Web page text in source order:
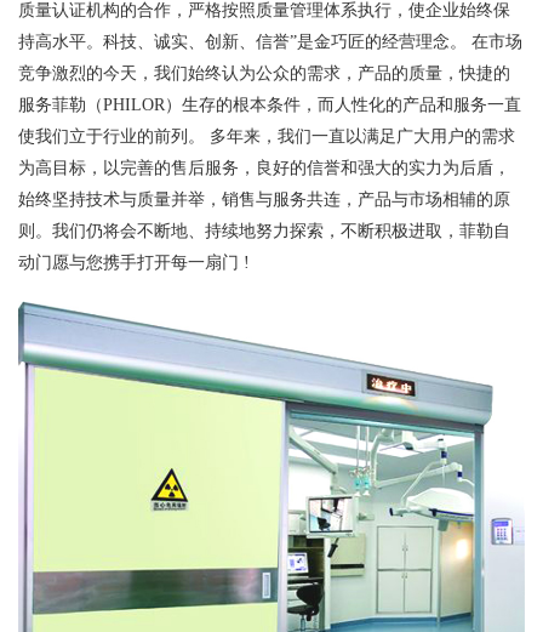
质量认证机构的合作，严格按照质量管理体系执行，使企业始终保
持高水平。科技、诚实、创新、信誉”是金巧匠的经营理念。 在市场
竞争激烈的今天，我们始终认为公众的需求，产品的质量，快捷的
服务菲勒（PHILOR）生存的根本条件，而人性化的产品和服务一直
使我们立于行业的前列。 多年来，我们一直以满足广大用户的需求
为高目标，以完善的售后服务，良好的信誉和强大的实力为后盾，
始终坚持技术与质量并举，销售与服务共连，产品与市场相辅的原
则。我们仍将会不断地、持续地努力探索，不断积极进取，菲勒自
动门愿与您携手打开每一扇门 !